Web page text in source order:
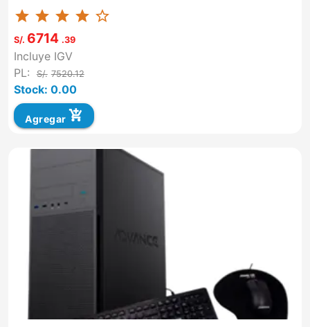
M.2 SSD NVMe PANTALLA: LCD CON
RETROILUMINACIO...
star star star star star_border
S/. 6714 .39
Incluye IGV
PL:
S/. 7520.12
Stock: 0.00
Agregar add_shopping_cart